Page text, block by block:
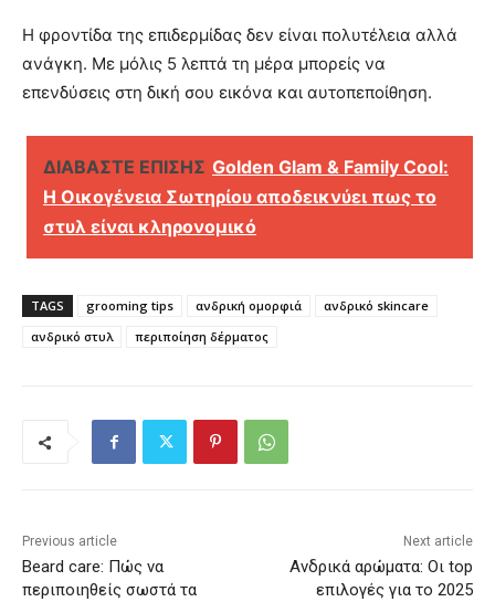
Η φροντίδα της επιδερμίδας δεν είναι πολυτέλεια αλλά
ανάγκη. Με μόλις 5 λεπτά τη μέρα μπορείς να
επενδύσεις στη δική σου εικόνα και αυτοπεποίθηση.
ΔΙΑΒΑΣΤΕ ΕΠΙΣΗΣ Golden Glam & Family Cool:
Η Οικογένεια Σωτηρίου αποδεικνύει πως το
στυλ είναι κληρονομικό
TAGS grooming tips ανδρική ομορφιά
ανδρικό skincare
ανδρικό στυλ
περιποίηση δέρματος
Previous article
Beard care: Πώς να
περιποιηθείς σωστά τα
Next article
Ανδρικά αρώματα: Οι top
επιλογές για το 2025